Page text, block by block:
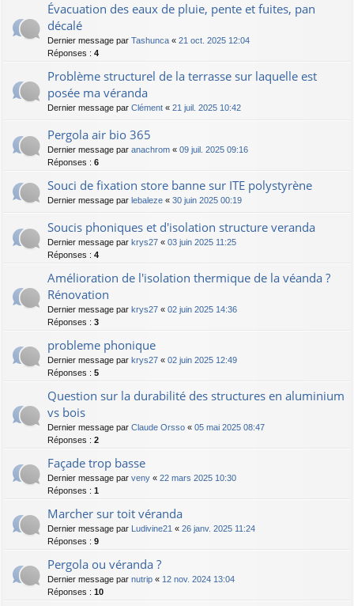
Évacuation des eaux de pluie, pente et fuites, pan
décalé
Dernier message par Tashunca « 21 oct. 2025 12:04
Réponses : 4
Problème structurel de la terrasse sur laquelle est
posée ma véranda
Dernier message par Clément « 21 juil. 2025 10:42
Pergola air bio 365
Dernier message par anachrom « 09 juil. 2025 09:16
Réponses : 6
Souci de fixation store banne sur ITE polystyrène
Dernier message par lebaleze « 30 juin 2025 00:19
Soucis phoniques et d'isolation structure veranda
Dernier message par krys27 « 03 juin 2025 11:25
Réponses : 4
Amélioration de l'isolation thermique de la véanda ?
Rénovation
Dernier message par krys27 « 02 juin 2025 14:36
Réponses : 3
probleme phonique
Dernier message par krys27 « 02 juin 2025 12:49
Réponses : 5
Question sur la durabilité des structures en aluminium
vs bois
Dernier message par Claude Orsso « 05 mai 2025 08:47
Réponses : 2
Façade trop basse
Dernier message par veny « 22 mars 2025 10:30
Réponses : 1
Marcher sur toit véranda
Dernier message par Ludivine21 « 26 janv. 2025 11:24
Réponses : 9
Pergola ou véranda ?
Dernier message par nutrip « 12 nov. 2024 13:04
Réponses : 10